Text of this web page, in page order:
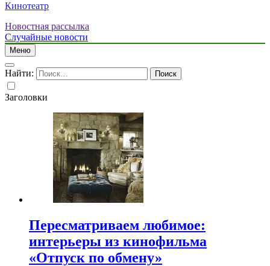
Кинотеатр
Новостная рассылка
Случайные новости
Меню
Найти:
Заголовки
Пересматриваем любимое:
интерьеры из кинофильма
«Отпуск по обмену»